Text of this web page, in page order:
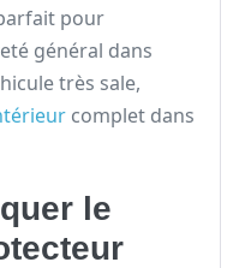
pour
général dans
très sale,
complet dans
le